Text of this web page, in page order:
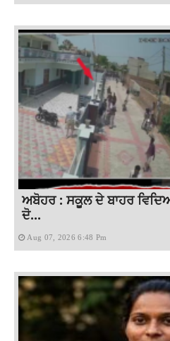
ਅਬੋਹਰ : ਸਕੂਲ ਦੇ ਬਾਹਰ
ਦੋ...
Aug 07, 2026 6:48 Pm